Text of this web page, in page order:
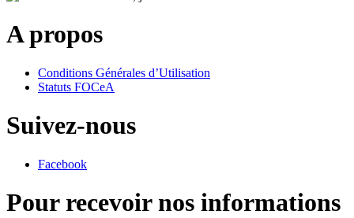
A propos
Conditions Générales d’Utilisation
Statuts FOCeA
Suivez-nous
Facebook
Pour recevoir nos informations